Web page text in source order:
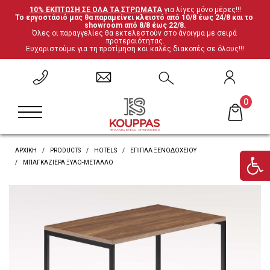
10% ΕΚΠΤΩΣΗ ΣΕ ΟΛΑ ΤΑ ΣΤΡΩΜΑΤΑ για λίγες μόνο μέρες!!!
Το εργοστάσιό μας θα παραμείνει κλειστό από 10/8 έως 24/8 και το
showroom από 8/8 έως 22/8.
Όλες οι παραγγελίες θα εκτελεστούν στο άνοιγμα με σειρά
προτεραιότητας.
Ευχαριστούμε για τη προτίμηση και καλές διακοπές σε όλους!!!
0
ΕΠΙΣΤΡΟΦΗ
Σετ Υπνοδωματίου
Κρεβάτια Ξύλο-Μέταλλο
Ντυμένα Κρεβάτια
Κουκέτες
ΕΠΙΣΤΡΟΦΗ
Ανατομικά
Βρες το στρώμα σου
ΕΠΙΣΤΡΟΦΗ
Καρέκλες
Γραφεία
ΕΠΙΣΤΡΟΦΗ
Έπιπλα ξενοδοχείου
ΑΡΧΙΚΗ PRODUCTS HOTELS
ΈΠΙΠΛΑ ΞΕΝΟΔΟΧΕΊΟΥ
ΜΠΑΓΚΑΖΙΈΡΑ ΞΎΛΟ-ΜΈΤΑΛΛΟ